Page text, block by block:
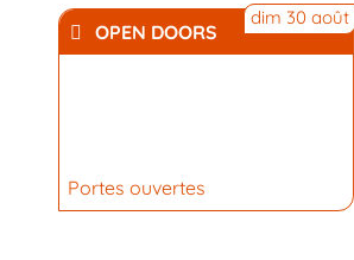
OPEN DOORS
dim 30 août
Portes ouvertes